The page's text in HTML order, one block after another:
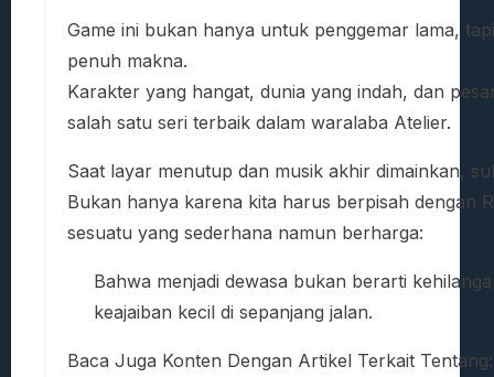
Game ini bukan hanya untuk penggemar lama,
penuh makna.
Karakter yang hangat, dunia yang indah, dan
salah satu seri terbaik dalam waralaba Atelier.
Saat layar menutup dan musik akhir dimainkan,
Bukan hanya karena kita harus berpisah dengan
sesuatu yang sederhana namun berharga:
Bahwa menjadi dewasa bukan berarti
keajaiban kecil di sepanjang jalan.
Baca Juga Konten Dengan Artikel Terkait